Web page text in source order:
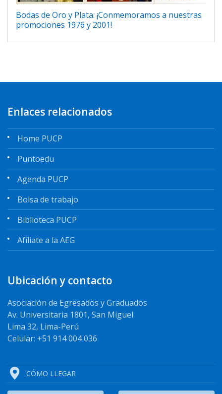
Bodas de Oro y Plata: ¡Conmemoramos a nuestras
promociones 1976 y 2001!
Enlaces relacionados
Home PUCP
Puntoedu
Agenda PUCP
Bolsa de trabajo
Biblioteca PUCP
Afíliate a la AEG
Ubicación y contacto
Asociación de Egresados y Graduados
Av. Universitaria 1801, San Miguel
Lima 32, Lima-Perú
Celular: +51 914 004 036
CÓMO LLEGAR